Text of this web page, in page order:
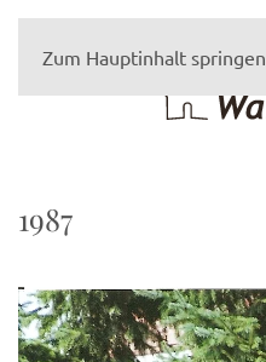
Zum Hauptinhalt springen
1987